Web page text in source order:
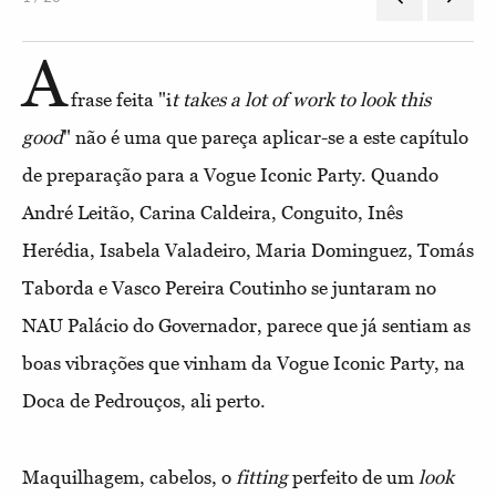
Afrase feita "it takes a lot of work to look this
good" não é uma que pareça aplicar-se a este capítulo
de preparação para a Vogue Iconic Party. Quando
André Leitão, Carina Caldeira, Conguito, Inês
Herédia, Isabela Valadeiro, Maria Dominguez, Tomás
Taborda e Vasco Pereira Coutinho se juntaram no
NAU Palácio do Governador, parece que já sentiam as
boas vibrações que vinham da Vogue Iconic Party, na
Doca de Pedrouços, ali perto.
Maquilhagem, cabelos, o fittingperfeito de um look